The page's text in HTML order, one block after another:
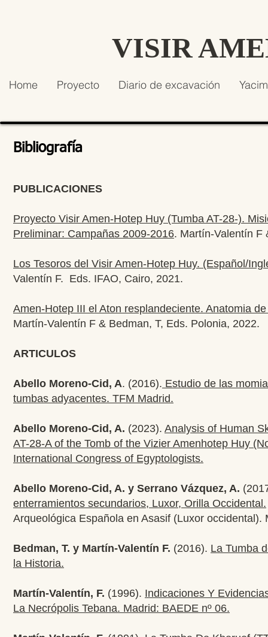
VISIR
Home Proyecto Diario de excavación
Bibliografía
PUBLICACIONES
Proyecto Visir Amen-Hotep Huy (Tumba AT-28-).
Preliminar: Campañas 2009-2016. Martín-Valentín F
Los Tesoros del Visir Amen-Hotep Huy. (Español/
Valentín F. Eds. IFAO, Cairo, 2021.
Amen-Hotep III el Aton resplandeciente. Anatomia
Martín-Valentín F & Bedman, T, Eds. Polonia, 2022.
ARTICULOS
Abello Moreno-Cid, A. (2016). Estudio de las
tumbas adyacentes. TFM Madrid.
Abello Moreno-Cid, A. (2023). Analysis of Human
AT-28-A of the Tomb of the Vizier Amenhotep Huy
International Congress of Egyptologists.
Abello Moreno-Cid, A. y Serrano Vázquez, A.
enterramientos secundarios, Luxor, Orilla Occidental.
Arqueológica Española en Asasif (Luxor
Bedman, T. y Martín-Valentín F. (2016). La Tumba
la Historia.
Martín-Valentín, F. (1996). Indicaciones Y
La Necrópolis Tebana. Madrid: BAEDE nº 06.